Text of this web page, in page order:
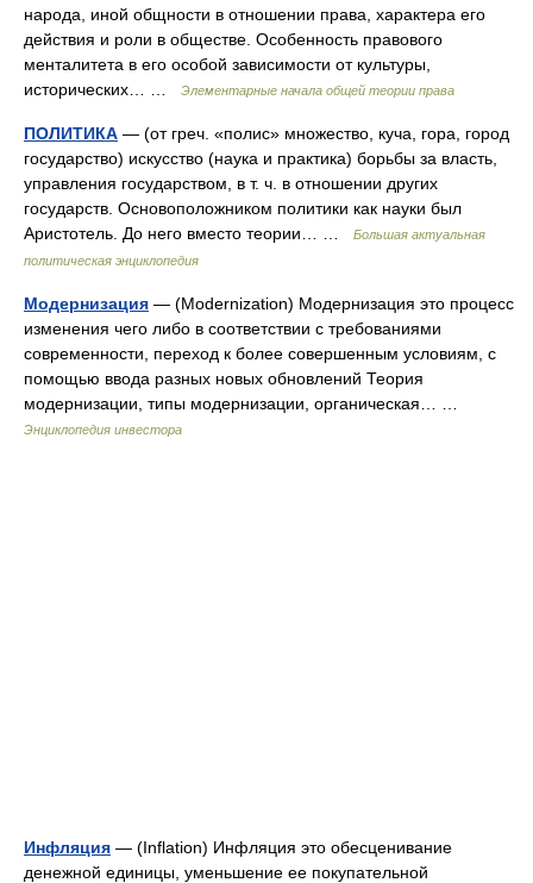
народа, иной общности в отношении права, характера его
действия и роли в обществе. Особенность правового
менталитета в его особой зависимости от культуры,
исторических… …
Элементарные начала общей теории права
ПОЛИТИКА — (от греч. «полис» множество, куча, гора, город
государство) искусство (наука и практика) борьбы за власть,
управления государством, в т. ч. в отношении других
государств. Основоположником политики как науки был
Аристотель. До него вместо теории… …
Большая актуальная
политическая энциклопедия
Модернизация — (Modernization) Модернизация это процесс
изменения чего либо в соответствии с требованиями
современности, переход к более совершенным условиям, с
помощью ввода разных новых обновлений Теория
модернизации, типы модернизации, органическая… …
Энциклопедия инвестора
Инфляция — (Inflation) Инфляция это обесценивание
денежной единицы, уменьшение ее покупательной